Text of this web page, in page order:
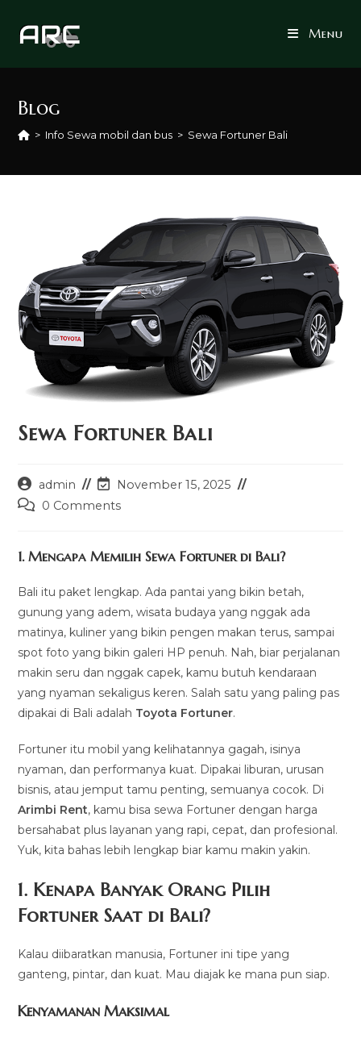
Menu
Blog
> Info Sewa mobil dan bus > Sewa Fortuner Bali
Sewa Fortuner Bali
Post
author:
admin
Post
last
November 15, 2025
Post0 Comments
1. Mengapa Memilih Sewa Fortuner di Bali?
Bali itu paket lengkap. Ada pantai yang bikin betah,
gunung yang adem, wisata budaya yang nggak ada
matinya, kuliner yang bikin pengen makan terus, sampai
spot foto yang bikin galeri HP penuh. Nah, biar perjalanan
makin seru dan nggak capek, kamu butuh kendaraan
yang nyaman sekaligus keren. Salah satu yang paling pas
dipakai di Bali adalah Toyota Fortuner.
Fortuner itu mobil yang kelihatannya gagah, isinya
nyaman, dan performanya kuat. Dipakai liburan, urusan
bisnis, atau jemput tamu penting, semuanya cocok. Di
Arimbi Rent, kamu bisa sewa Fortuner dengan harga
bersahabat plus layanan yang rapi, cepat, dan profesional.
Yuk, kita bahas lebih lengkap biar kamu makin yakin.
1. Kenapa Banyak Orang Pilih
Fortuner Saat di Bali?
Kalau diibaratkan manusia, Fortuner ini tipe yang
ganteng, pintar, dan kuat. Mau diajak ke mana pun siap.
Kenyamanan Maksimal